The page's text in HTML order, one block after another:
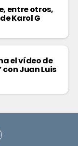
entre otros,
Karol G
el vídeo de
con Juan Luis